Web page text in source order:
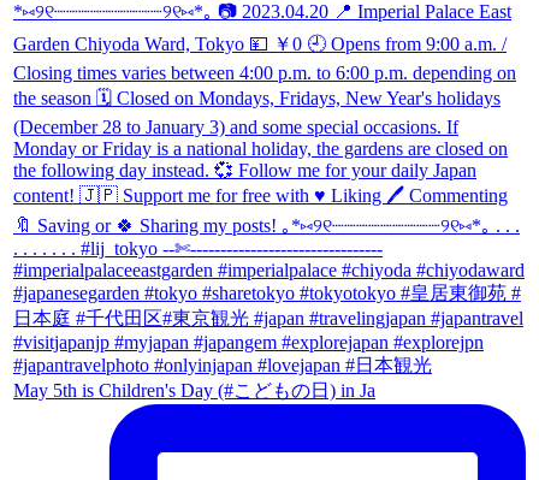
May 5th is Children's Day (#こどもの日) in Ja